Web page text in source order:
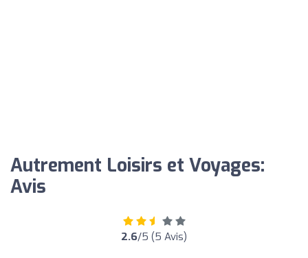
Autrement Loisirs et Voyages:
Avis
2.6/5 (5 Avis)